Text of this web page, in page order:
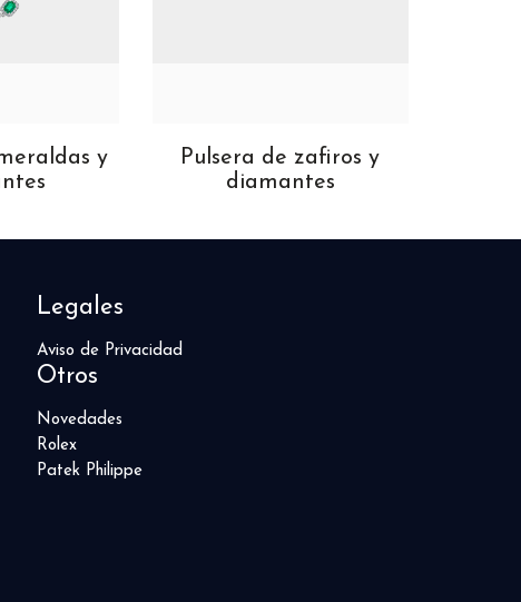
y
Pulsera de zafiros y
diamantes
Legales
Aviso de Privacidad
Otros
Novedades
Rolex
Patek Philippe